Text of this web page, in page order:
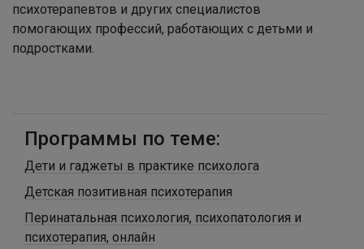
психотерапевтов и других специалистов
помогающих профессий, работающих с детьми и
подростками.
Программы по теме:
Дети и гаджеты в практике психолога
Детская позитивная психотерапия
Перинатальная психология, психопатология и
психотерапия, онлайн